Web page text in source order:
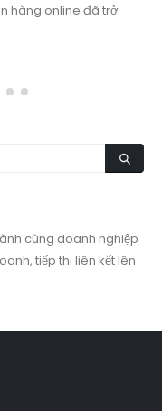
nghiệp ngày càng
cùng doanh nghiệp
tiếp thị liên kết lên